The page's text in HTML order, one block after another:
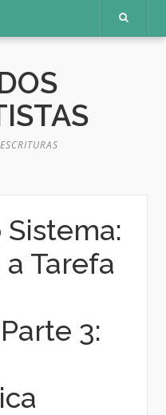
Sistema:
Tarefa
3: